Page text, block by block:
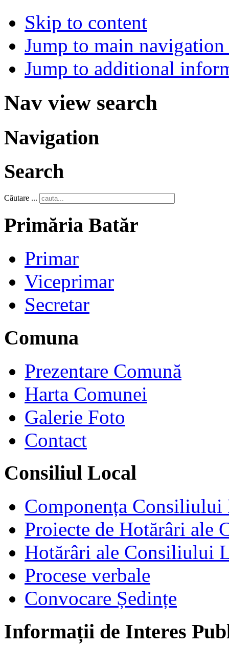
Skip to content
Jump to main
Jump to additional
Nav view search
Navigation
Search
Căutare ...
Primăria Batăr
Primar
Viceprimar
Secretar
Comuna
Prezentare Comună
Harta Comunei
Galerie Foto
Contact
Consiliul Local
Componența Consiliului
Proiecte de Hotărâri ale
Hotărâri ale Consiliului
Procese verbale
Convocare Ședințe
Informații de Interes